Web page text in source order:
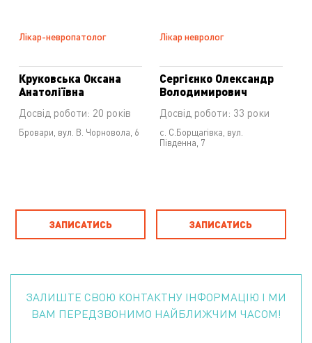
Лікар-невропатолог
Круковська Оксана
Анатоліївна
Досвід роботи: 20 років
Бровари, вул. В. Чорновола, 6
ЗАПИСАТИСЬ
Лікар невролог
Сергієнко Олександр
Володимирович
Досвід роботи: 33 роки
с. С.Борщагівка, вул.
Південна, 7
ЗАПИСАТИСЬ
ЗАЛИШТЕ СВОЮ КОНТАКТНУ ІНФОРМАЦІЮ І МИ
ВАМ ПЕРЕДЗВОНИМО НАЙБЛИЖЧИМ ЧАСОМ!